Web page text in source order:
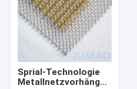
Sprial-Technologie
Metallnetzvorhänge